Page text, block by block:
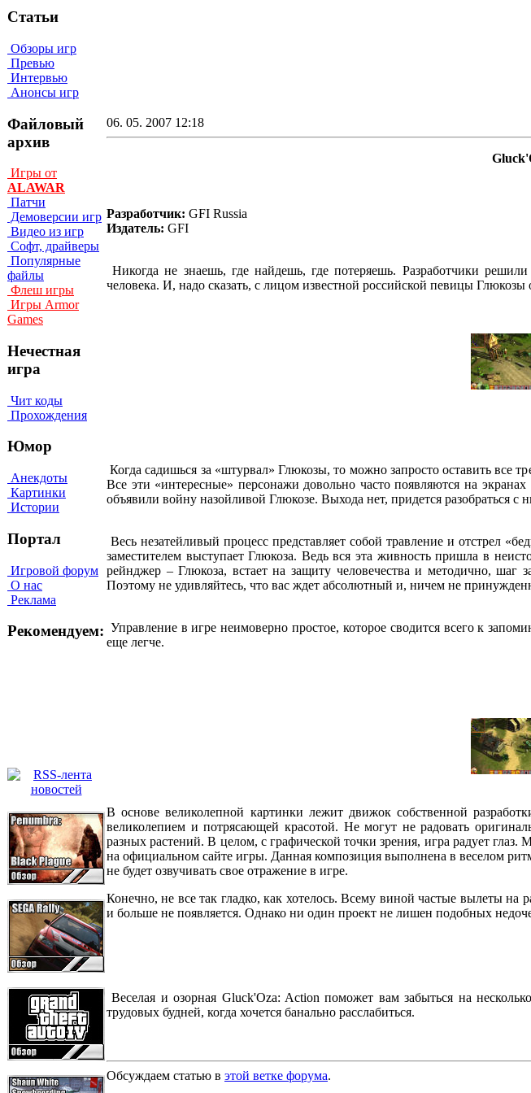
Статьи
Обзоры игр
Превью
Интервью
Анонсы игр
Файловый
архив
Игры от
ALAWAR
Патчи
Демоверсии игр
Видео из игр
Софт, драйверы
Популярные
файлы
Флеш игры
Игры Armor
Games
Нечестная
игра
Чит коды
Прохождения
Юмор
Анекдоты
Картинки
Истории
Портал
Игровой форум
О нас
Реклама
Рекомендуем:
06. 05. 2007 12:18
Разработчик: GFI Russia
Издатель: GFI
Никогда не знаешь, где найдешь, где потеряешь. Разработчики
человека. И, надо сказать, с лицом известной российской певицы
Когда садишься за «штурвал» Глюкозы, то можно запросто оставить все
Все эти «интересные» персонажи довольно часто появляются на
объявили войну назойливой Глюкозе. Выхода нет, придется разобраться
Весь незатейливый процесс представляет собой травление и отстрел
заместителем выступает Глюкоза. Ведь вся эта живность пришла в
рейнджер – Глюкоза, встает на защиту человечества и методично,
Поэтому не удивляйтесь, что вас ждет абсолютный и, ничем не
Управление в игре неимоверно простое, которое сводится всего к
еще легче.
В основе великолепной картинки лежит движок собственной
великолепием и потрясающей красотой. Не могут не радовать
разных растений. В целом, с графической точки зрения, игра радует
на официальном сайте игры. Данная композиция выполнена в веселом
не будет озвучивать свое отражение в игре.
Конечно, не все так гладко, как хотелось. Всему виной частые вылеты на
и больше не появляется. Однако ни один проект не лишен подобных
Веселая и озорная Gluck'Oza: Action поможет вам забыться на
трудовых будней, когда хочется банально расслабиться.
Обсуждаем статью в этой ветке форума.